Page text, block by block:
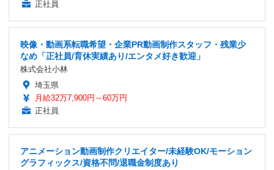
正社員
映像・動画系転職希望・企業PR動画制作スタッフ・残業少
なめ「正社員/育休実績あり/エンタメ好き歓迎」
株式会社小林
埼玉県
月給32万7,900円～60万円
正社員
アニメーション動画制作クリエイター/未経験OK/モーション
グラフィックス/資格不問/退職金制度あり